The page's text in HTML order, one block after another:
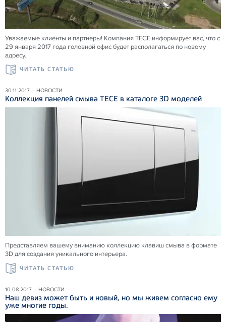
Уважаемые клиенты и партнеры! Компания TECE информирует вас, что с
29 января 2017 года головной офис будет располагаться по новому
адресу.
ЧИТАТЬ СТАТЬЮ
30.11.2017 – НОВОСТИ
Коллекция панелей смыва ТЕСЕ в каталоге 3D моделей
Представляем вашему вниманию коллекцию клавиш смыва в формате
3D для создания уникального интерьера.
ЧИТАТЬ СТАТЬЮ
10.08.2017 – НОВОСТИ
Наш девиз может быть и новый, но мы живем согласно ему
уже многие годы.